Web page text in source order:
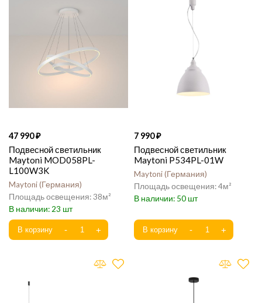
47 990
Подвесной светильник
Maytoni MOD058PL-
L100W3K
Maytoni Германия
38
23
7 990
Подвесной светильник
Maytoni P534PL-01W
Maytoni Германия
4
50